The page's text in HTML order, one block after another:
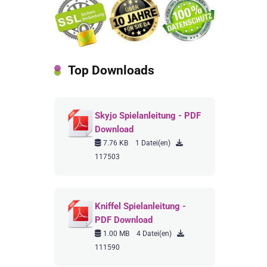
Top Downloads
Skyjo Spielanleitung - PDF
Download
7.76 KB
1 Datei(en)
117503
Kniffel Spielanleitung -
PDF Download
1.00 MB
4 Datei(en)
111590